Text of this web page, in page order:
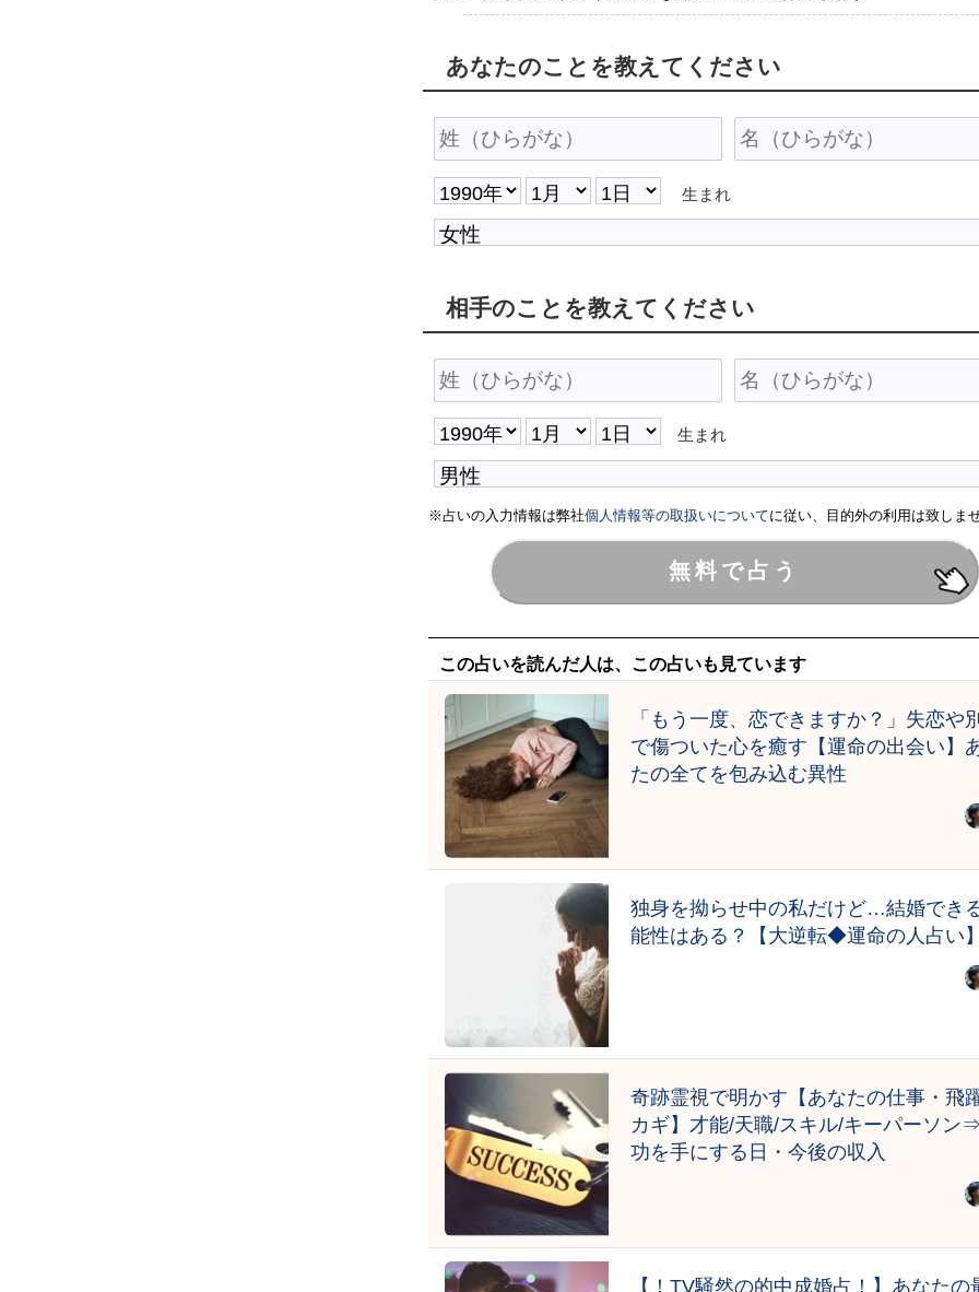
あなたのことを教えてください
生まれ
相手のことを教えてください
生まれ
※占いの入力情報は弊社個人情報等の取扱いについてに従い、目的外の利用は致しませ
この占いを読んだ人は、この占いも見ています
「もう一度、恋できますか？」失恋や
で傷ついた心を癒す【運命の出会い】
たの全てを包み込む異性
独身を拗らせ中の私だけど…結婚でき
能性はある？【大逆転◆運命の人占い】
奇跡霊視で明かす【あなたの仕事・飛
カギ】才能/天職/スキル/キーパーソン
功を手にする日・今後の収入
【！TV騒然の的中成婚占！】あなたの